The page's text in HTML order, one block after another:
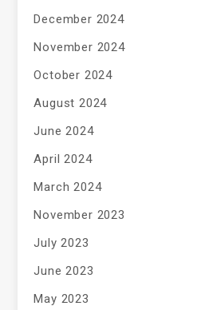
December 2024
November 2024
October 2024
August 2024
June 2024
April 2024
March 2024
November 2023
July 2023
June 2023
May 2023